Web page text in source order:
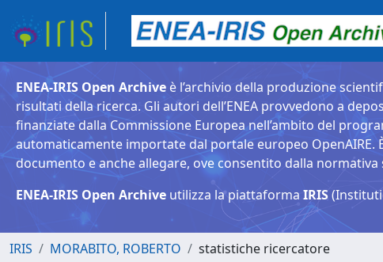
ENEA-IRIS Open Archive è l’archivio della produzione
risultati della ricerca. Gli autori dell’ENEA provvedono a
finanziate dalla Commissione Europea nell’ambito del
automaticamente importate dal portale europeo
documento e anche allegare, ove consentito dalla
ENEA-IRIS Open Archive utilizza la piattaforma IRIS
IRIS MORABITO, ROBERTO statistiche ricercatore